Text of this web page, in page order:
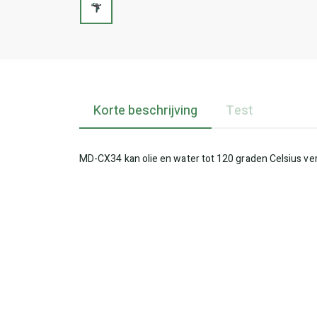
Korte beschrijving Test
MD-CX34 kan olie en water tot 120 graden Celsius